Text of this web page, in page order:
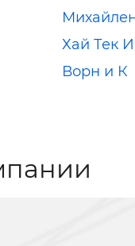
Хай Тек
Ворн и К